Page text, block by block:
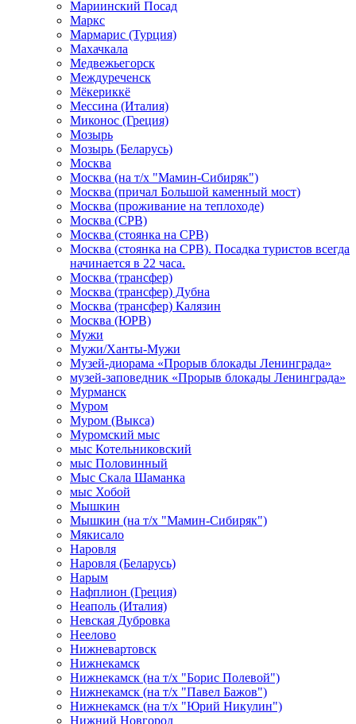
Мариинский Посад
Маркс
Мармарис (Турция)
Махачкала
Медвежьегорск
Междуреченск
Мёкериккё
Мессина (Италия)
Миконос (Греция)
Мозырь
Мозырь (Беларусь)
Москва
Москва (на т/х "Мамин-Сибиряк")
Москва (причал Большой каменный мост)
Москва (проживание на теплоходе)
Москва (СРВ)
Москва (стоянка на СРВ)
Москва (стоянка на СРВ). Посадка туристов всегда
начинается в 22 часа.
Москва (трансфер)
Москва (трансфер) Дубна
Москва (трансфер) Калязин
Москва (ЮРВ)
Мужи
Мужи/Ханты-Мужи
Музей-диорама «Прорыв блокады Ленинграда»
музей-заповедник «Прорыв блокады Ленинграда»
Мурманск
Муром
Муром (Выкса)
Муромский мыс
мыс Котельниковский
мыс Половинный
Мыс Скала Шаманка
мыс Хобой
Мышкин
Мышкин (на т/х "Мамин-Сибиряк")
Мякисало
Наровля
Наровля (Беларусь)
Нарым
Нафплион (Греция)
Неаполь (Италия)
Невская Дубровка
Неелово
Нижневартовск
Нижнекамск
Нижнекамск (на т/х "Борис Полевой")
Нижнекамск (на т/х "Павел Бажов")
Нижнекамск (на т/х "Юрий Никулин")
Нижний Новгород